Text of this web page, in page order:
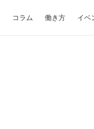
コラム 働き方 イベ